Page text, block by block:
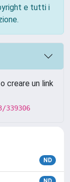
e tutti i
creare un link
ND